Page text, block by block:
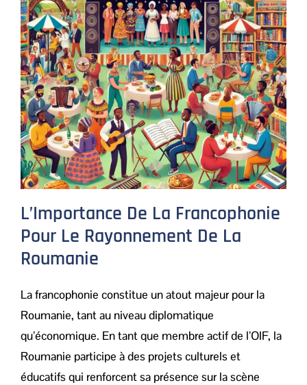
L’Importance De La Francophonie
Pour Le Rayonnement De La
Roumanie
La francophonie constitue un atout majeur pour la
Roumanie, tant au niveau diplomatique
qu’économique. En tant que membre actif de l’OIF, la
Roumanie participe à des projets culturels et
éducatifs qui renforcent sa présence sur la scène